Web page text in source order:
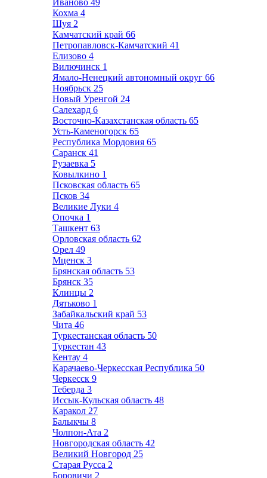
Иваново 49
Кохма 4
Шуя 2
Камчатский край 66
Петропавловск-Камчатский 41
Елизово 4
Вилючинск 1
Ямало-Ненецкий автономный округ 66
Ноябрьск 25
Новый Уренгой 24
Салехард 6
Восточно-Казахстанская область 65
Усть-Каменогорск 65
Республика Мордовия 65
Саранск 41
Рузаевка 5
Ковылкино 1
Псковская область 65
Псков 34
Великие Луки 4
Опочка 1
Ташкент 63
Орловская область 62
Орел 49
Мценск 3
Брянская область 53
Брянск 35
Клинцы 2
Дятьково 1
Забайкальский край 53
Чита 46
Туркестанская область 50
Туркестан 43
Кентау 4
Карачаево-Черкесская Республика 50
Черкесск 9
Теберда 3
Иссык-Кульская область 48
Каракол 27
Балыкчы 8
Чолпон-Ата 2
Новгородская область 42
Великий Новгород 25
Старая Русса 2
Боровичи 2